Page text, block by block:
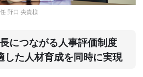
野口 央貴様
につながる人事評価制度
した人材育成を同時に実現